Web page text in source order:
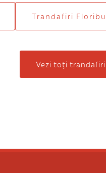
Trandafiri
Vezi toți